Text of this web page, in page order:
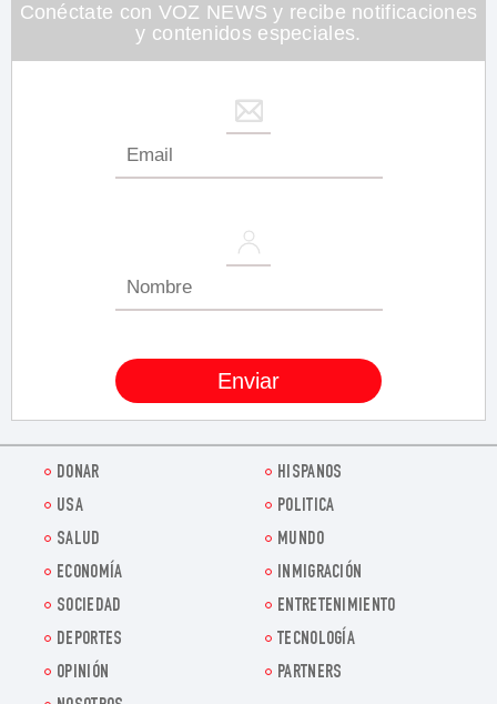
Conéctate con VOZ NEWS y recibe notificaciones
y contenidos especiales.
DONAR
HISPANOS
USA
POLITICA
SALUD
MUNDO
ECONOMÍA
INMIGRACIÓN
SOCIEDAD
ENTRETENIMIENTO
DEPORTES
TECNOLOGÍA
OPINIÓN
PARTNERS